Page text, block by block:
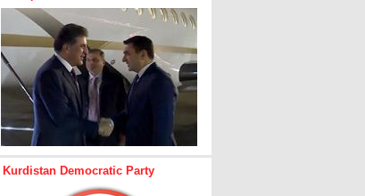
Kurdistan Democratic Party